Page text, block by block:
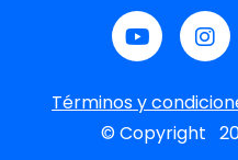
Términos y
© Copyright